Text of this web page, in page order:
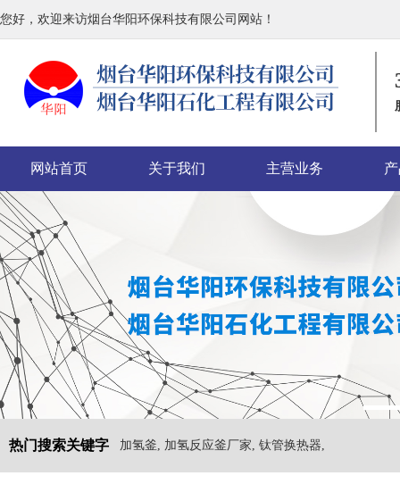
您好，欢迎来访烟台华阳环保科技有限公司网站！
网站首页 关于我们 主营业务
热门搜索关键字 加氢釜, 加氢反应釜厂家, 钛管换热器,